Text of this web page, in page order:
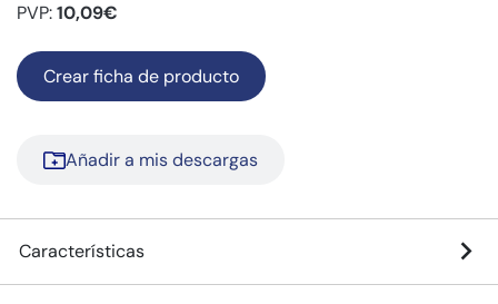
PVP:10,09€
Crear ficha de producto
Añadir a mis descargas
Características